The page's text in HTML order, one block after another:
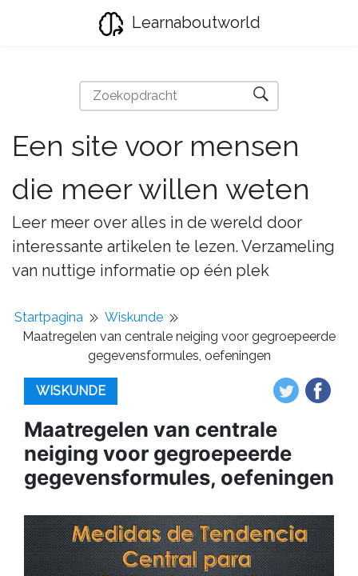
Learnaboutworld
Een site voor mensen
die meer willen weten
Leer meer over alles in de wereld door
interessante artikelen te lezen. Verzameling
van nuttige informatie op één plek
Startpagina
Wiskunde
Maatregelen van centrale neiging voor gegroepeerde
gegevensformules, oefeningen
WISKUNDE
Maatregelen van centrale
neiging voor gegroepeerde
gegevensformules, oefeningen